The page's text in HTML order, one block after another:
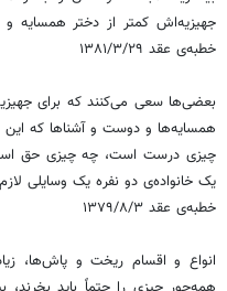
جهیزیه‌اش کمتر از دختر
خطبه‌ی عقد ۱۳۸۱/۳/۲۹
بعضی‌ها سعی می‌کنند که برای
همسایه‌ها و دوست و آشناها که این
چیزی درست است، چه چیزی حق
یک خانواده‌ی دو نفره یک وسایلی
خطبه‌ی عقد ۱۳۷۹/۸/۳
انواع و اقسام ریخت و پاش‌ها،